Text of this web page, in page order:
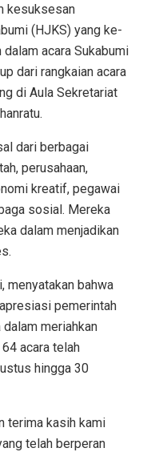
kesuksesan
(HJKS) yang ke-
acara Sukabumi
dari rangkaian acara
di Aula Sekretariat
dari berbagai
perusahaan,
kreatif, pegawai
sosial. Mereka
dalam menjadikan
menyatakan bahwa
pemerintah
meriahkan
acara telah
hingga 30
terima kasih kami
telah berperan